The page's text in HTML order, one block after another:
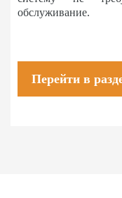
обслуживание.
Перейти в